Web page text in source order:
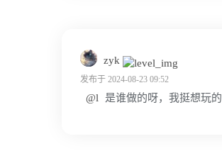
zyk
发布于 2024-08-23 09:52
@l 是谁做的呀，我挺想玩的